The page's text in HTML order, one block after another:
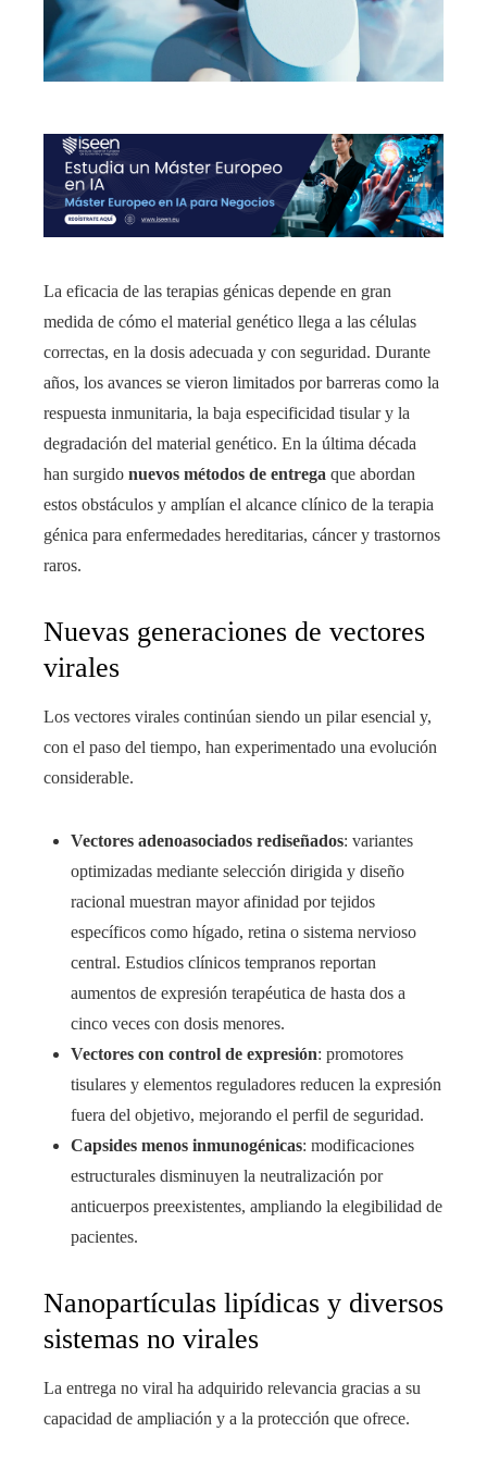
La eficacia de las terapias génicas depende en gran
medida de cómo el material genético llega a las células
correctas, en la dosis adecuada y con seguridad. Durante
años, los avances se vieron limitados por barreras como la
respuesta inmunitaria, la baja especificidad tisular y la
degradación del material genético. En la última década
han surgido nuevos métodos de entrega que abordan
estos obstáculos y amplían el alcance clínico de la terapia
génica para enfermedades hereditarias, cáncer y trastornos
raros.
Nuevas generaciones de vectores
virales
Los vectores virales continúan siendo un pilar esencial y,
con el paso del tiempo, han experimentado una evolución
considerable.
Vectores adenoasociados rediseñados: variantes
optimizadas mediante selección dirigida y diseño
racional muestran mayor afinidad por tejidos
específicos como hígado, retina o sistema nervioso
central. Estudios clínicos tempranos reportan
aumentos de expresión terapéutica de hasta dos a
cinco veces con dosis menores.
Vectores con control de expresión: promotores
tisulares y elementos reguladores reducen la expresión
fuera del objetivo, mejorando el perfil de seguridad.
Capsides menos inmunogénicas: modificaciones
estructurales disminuyen la neutralización por
anticuerpos preexistentes, ampliando la elegibilidad de
pacientes.
Nanopartículas lipídicas y diversos
sistemas no virales
La entrega no viral ha adquirido relevancia gracias a su
capacidad de ampliación y a la protección que ofrece.